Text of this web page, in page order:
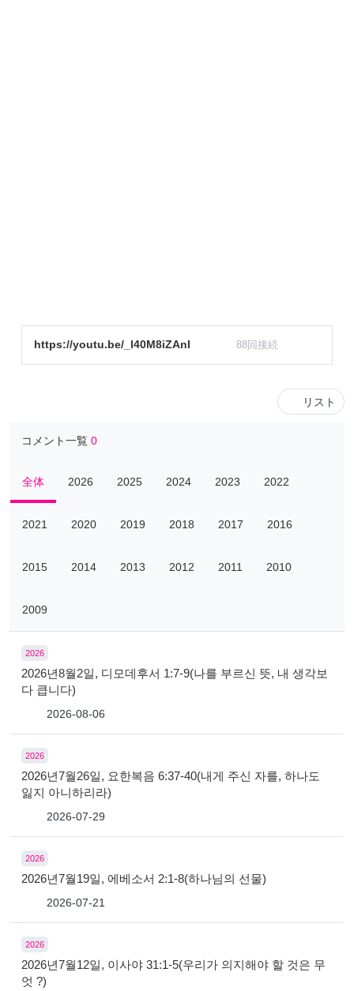
https://youtu.be/_l40M8iZAnI 88回接続
リスト
コメント一覧 0
全体 2026 2025 2024 2023 2022
2021 2020 2019 2018 2017 2016
2015 2014 2013 2012 2011 2010
2009
2026
2026년8월2일, 디모데후서 1:7-9(나를 부르신 뜻, 내 생각보
다 큽니다)
2026-08-06
2026
2026년7월26일, 요한복음 6:37-40(내게 주신 자를, 하나도
잃지 아니하리라)
2026-07-29
2026
2026년7월19일, 에베소서 2:1-8(하나님의 선물)
2026-07-21
2026
2026년7월12일, 이사야 31:1-5(우리가 의지해야 할 것은 무
엇 ?)